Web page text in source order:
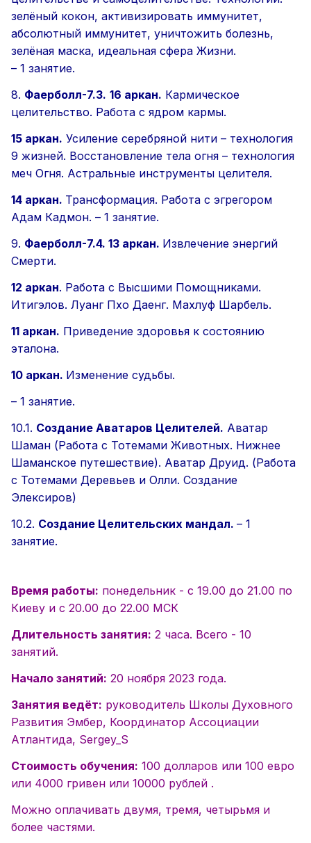
зелёный кокон, активизировать иммунитет,
абсолютный иммунитет, уничтожить болезнь,
зелёная маска, идеальная сфера Жизни.
– 1 занятие.
8. Фаерболл-7.3. 16 аркан. Кармическое
целительство. Работа с ядром кармы.
15 аркан. Усиление серебряной нити – технология
9 жизней. Восстановление тела огня – технология
меч Огня. Астральные инструменты целителя.
14 аркан. Трансформация. Работа с эгрегором
Адам Кадмон. – 1 занятие.
9. Фаерболл-7.4. 13 аркан. Извлечение энергий
Смерти.
12 аркан. Работа с Высшими Помощниками.
Итигэлов. Луанг Пхо Даенг. Махлуф Шарбель.
11 аркан. Приведение здоровья к состоянию
эталона.
10 аркан. Изменение судьбы.
– 1 занятие.
10.1. Создание Аватаров Целителей. Аватар
Шаман (Работа с Тотемами Животных. Нижнее
Шаманское путешествие). Аватар Друид. (Работа
с Тотемами Деревьев и Олли. Создание
Элексиров)
10.2. Создание Целительских мандал. – 1
занятие.
Время работы: понедельник - с 19.00 до 21.00 по
Киеву и с 20.00 до 22.00 МСК
Длительность занятия: 2 часа. Всего - 10
занятий.
Начало занятий: 20 ноября 2023 года.
Занятия ведёт: руководитель Школы Духовного
Развития Эмбер, Координатор Ассоциации
Атлантида, Sergey_S
Стоимость обучения: 100 долларов или 100 евро
или 4000 гривен или 10000 рублей .
Можно оплачивать двумя, тремя, четырьмя и
более частями.